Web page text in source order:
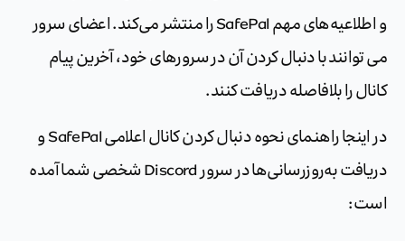
و اطلاعیه‌های مهم SafePal را منتشر می‌کند. اعضای سرور
می توانند با دنبال کردن آن در سرورهای خود، آخرین پیام
کانال را بلافاصله دریافت کنند.
در اینجا راهنمای نحوه دنبال کردن کانال اعلامی SafePal و
دریافت به‌روزرسانی‌ها در سرور Discord شخصی شما آمده
است: